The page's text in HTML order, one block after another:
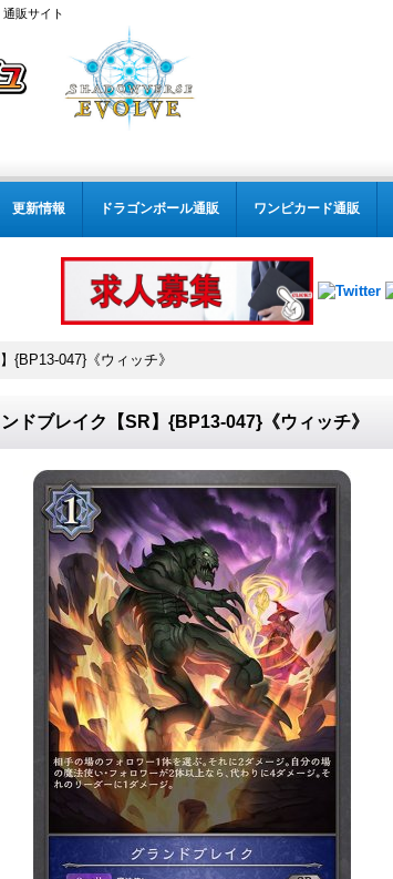
販サイト
更新情報 ドラゴンボール通販 ワンピカード通販
{BP13-047}《ウィッチ》
ドブレイク【SR】{BP13-047}《ウィッチ》